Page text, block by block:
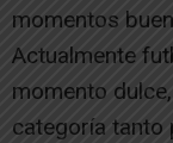
momentos
Actualmente
momento
categoría tanto